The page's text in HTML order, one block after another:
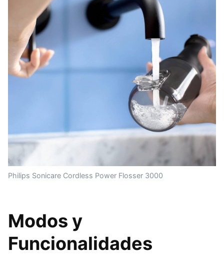
Philips Sonicare Cordless Power Flosser 3000
Modos y
Funcionalidades